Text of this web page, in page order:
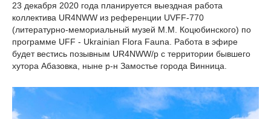
23 декабря 2020 года планируется выездная работа
коллектива UR4NWW из референции UVFF-770
(литературно-мемориальный музей М.М. Коцюбинского) по
программе UFF - Ukrainian Flora Fauna. Работа в эфире
будет вестись позывным UR4NWW/p с территории бывшего
хутора Абазовка, ныне р-н Замостье города Винница.